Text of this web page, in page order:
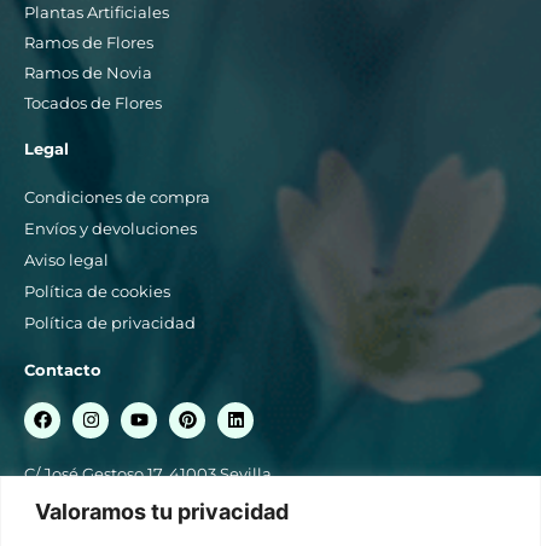
Valoramos tu privacidad
Plantas Artificiales
Ramos de Flores
Ramos de Novia
Tocados de Flores
Legal
Condiciones de compra
Envíos y devoluciones
Aviso legal
Política de cookies
Política de privacidad
Contacto
C/ José Gestoso 17, 41003 Sevilla
954 561 358 / 664 849 056